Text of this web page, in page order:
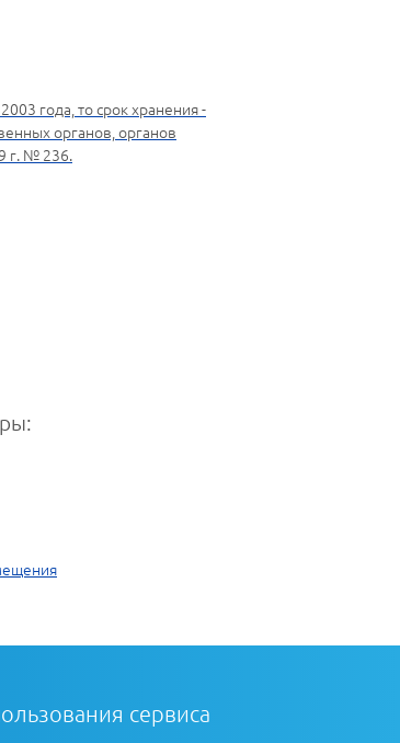
года, то срок хранения -
органов, органов
г. № 236.
сервиса